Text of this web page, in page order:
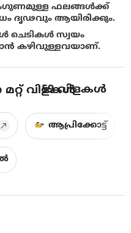
ഫലങ്ങൾക്ക്
ദൃഢവും ആയിരിക്കും.
ചെടികള്‍ സ്വയം
കഴിവുള്ളവയാണ്‌.
വിളകൾ
59വിളകൾ
ആപ്രിക്കോട്ട്